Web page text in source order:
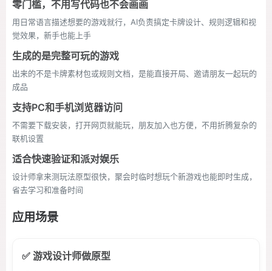
零门槛，不用写代码也不会画画
用日常语言描述想要的游戏就行，AI负责搞定卡牌设计、规则逻辑和视
觉效果，新手也能上手
生成的是完整可玩的游戏
出来的不是卡牌素材包或规则文档，是能直接开局、邀请朋友一起玩的
成品
支持PC和手机浏览器访问
不需要下载安装，打开网页就能玩，朋友加入也方便，不用折腾复杂的
联机设置
适合快速验证和派对娱乐
设计师拿来测玩法原型很快，聚会时临时想玩个新游戏也能即时生成，
省去学习和准备时间
应用场景
✅ 游戏设计师做原型